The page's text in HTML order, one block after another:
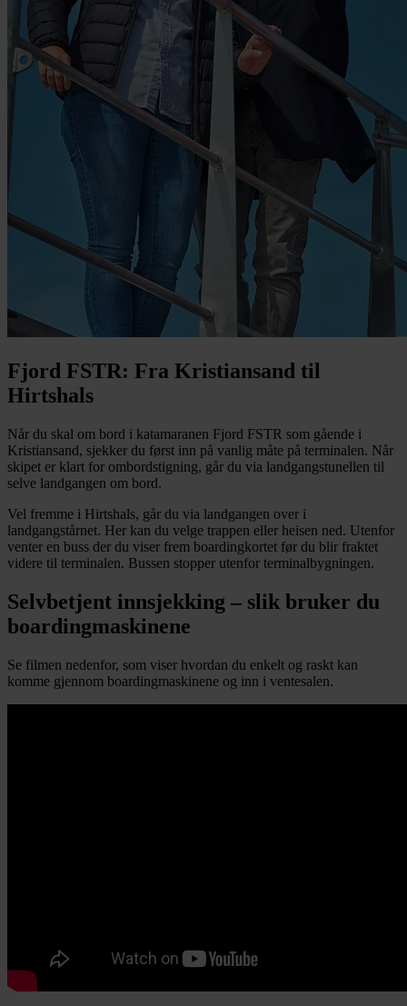
Fjord FSTR: Fra Kristiansand til
Hirtshals
Når du skal om bord i katamaranen Fjord FSTR som gående i
Kristiansand, sjekker du først inn på vanlig måte på terminalen. Når
skipet er klart for ombordstigning, går du via landgangstunellen til
selve landgangen om bord.
Vel fremme i Hirtshals, går du via landgangen over i
landgangstårnet. Her kan du velge trappen eller heisen ned. Utenfor
venter en buss der du viser frem boardingkortet før du blir fraktet
videre til terminalen. Bussen stopper utenfor terminalbygningen.
Selvbetjent innsjekking – slik bruker du
boardingmaskinene
Se filmen nedenfor, som viser hvordan du enkelt og raskt kan
komme gjennom boardingmaskinene og inn i ventesalen.